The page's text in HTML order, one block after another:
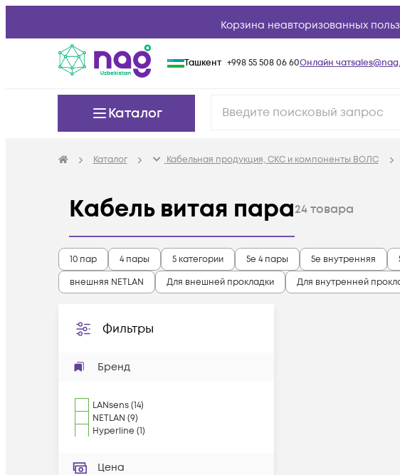
Корзина неавторизованных
Ташкент +998 55 508 06 60Онлайн чат
Каталог
Каталог Кабельная продукция, СКС и компоненты ВОЛС
Кабель витая пара24товара
Фильтры
Бренд
LANsens(14)
NETLAN (9)
Hyperline (1)
Цена
10 пар 4 пары 5 категории 5e 4 пары 5e внутренняя
внешняя NETLAN
Для внешней прокладки Для внутренней